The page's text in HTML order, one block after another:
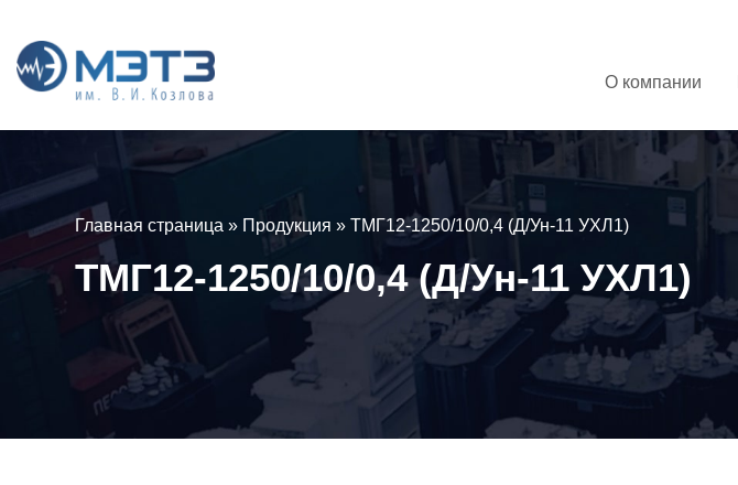
О компании
Главная страница » Продукция » ТМГ12-1250/10/0,4 (Д/Ун-11 УХЛ1)
ТМГ12-1250/10/0,4 (Д/Ун-11 УХЛ1)